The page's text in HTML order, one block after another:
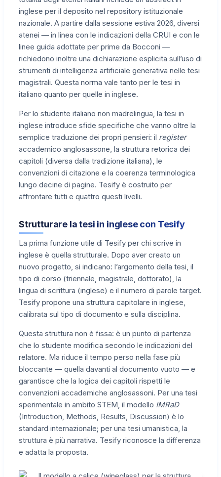
inglese per il deposito nel repository istituzionale
nazionale. A partire dalla sessione estiva 2026, diversi
atenei — in linea con le indicazioni della CRUI e con le
linee guida adottate per prime da Bocconi —
richiedono inoltre una dichiarazione esplicita sull’uso di
strumenti di intelligenza artificiale generativa nelle tesi
magistrali. Questa norma vale tanto per le tesi in
italiano quanto per quelle in inglese.
Per lo studente italiano non madrelingua, la tesi in
inglese introduce sfide specifiche che vanno oltre la
semplice traduzione dei propri pensieri: il register
accademico anglosassone, la struttura retorica dei
capitoli (diversa dalla tradizione italiana), le
convenzioni di citazione e la coerenza terminologica
lungo decine di pagine. Tesify è costruito per
affrontare tutti e quattro questi livelli.
Strutturare la tesi in inglese con Tesify
La prima funzione utile di Tesify per chi scrive in
inglese è quella strutturale. Dopo aver creato un
nuovo progetto, si indicano: l’argomento della tesi, il
tipo di corso (triennale, magistrale, dottorato), la
lingua di scrittura (inglese) e il numero di parole target.
Tesify propone una struttura capitolare in inglese,
calibrata sul tipo di documento e sulla disciplina.
Questa struttura non è fissa: è un punto di partenza
che lo studente modifica secondo le indicazioni del
relatore. Ma riduce il tempo perso nella fase più
bloccante — quella davanti al documento vuoto — e
garantisce che la logica dei capitoli rispetti le
convenzioni accademiche anglosassoni. Per una tesi
sperimentale in ambito STEM, il modello IMRaD
(Introduction, Methods, Results, Discussion) è lo
standard internazionale; per una tesi umanistica, la
struttura è più narrativa. Tesify riconosce la differenza
e adatta la proposta.